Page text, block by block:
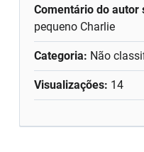
Comentário do
pequeno Charlie
Categoria: Não
Visualizações: 14